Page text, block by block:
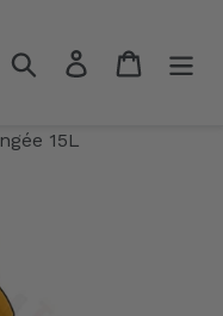
RechercherSe connecter
Panier
15L